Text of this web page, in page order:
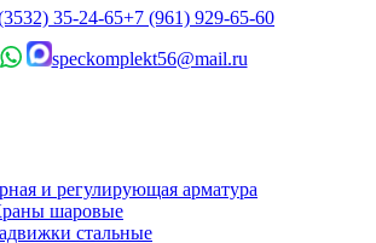
35-24-65+7 (961) 929-65-60
speckomplekt56@mail.ru
и регулирующая арматура
шаровые
стальные